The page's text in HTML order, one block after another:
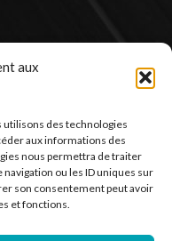
aux
des technologies
aux informations des
nous permettra de traiter
ou les ID uniques sur
son consentement peut avoir
et fonctions.